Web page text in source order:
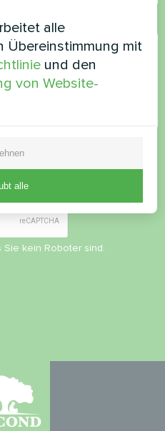
Sie kein Roboter sind.
alle
Übereinstimmung mit
und den
von Website-
alle